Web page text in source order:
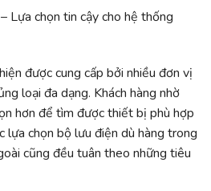
hiện được cung cấp bởi nhiều đơn vị
loại đa dạng. Khách hàng nhờ
hơn để tìm được thiết bị phù hợp
lựa chọn bộ lưu điện dù hàng trong
cũng đều tuân theo những tiêu